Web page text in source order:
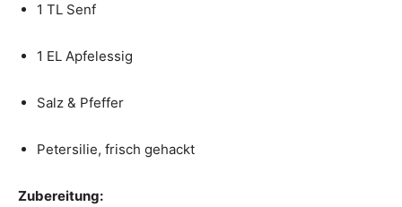
1 TL Senf
1 EL Apfelessig
Salz & Pfeffer
Petersilie, frisch gehackt
Zubereitung: